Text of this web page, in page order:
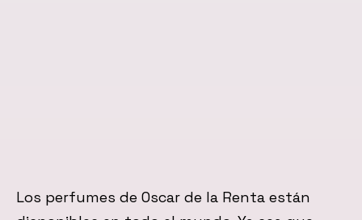
Los perfumes de Oscar de la Renta están